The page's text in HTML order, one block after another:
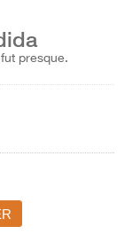
presque.